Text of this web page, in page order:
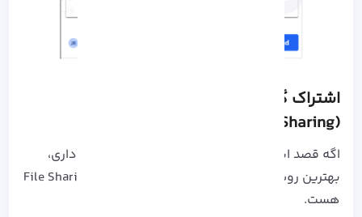
اشتراک‌ گذاری فایل‌ها در شبکه خانگی
(Network Sharing)
اگه قصد اشتراک‌ گذاری داخل یک شبکه‌ محلی رو داری،
بهترین روش استفاده از File Sharing + NTFS Permissions
هست.